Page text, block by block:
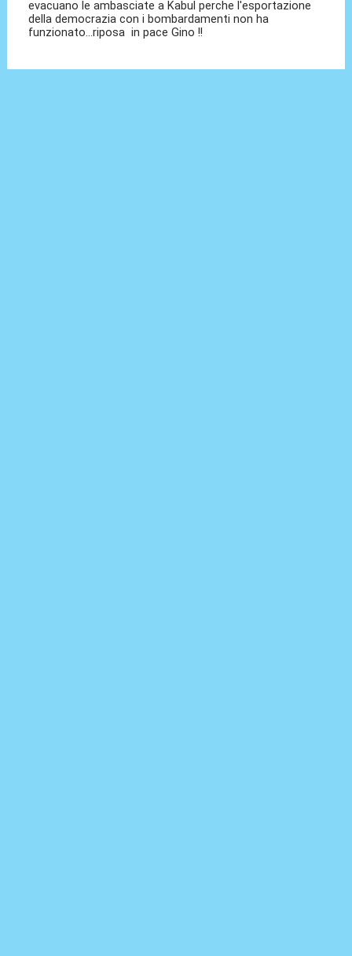
evacuano le ambasciate a Kabul perche l'esportazione
della democrazia con i bombardamenti non ha
funzionato...riposa in pace Gino !!